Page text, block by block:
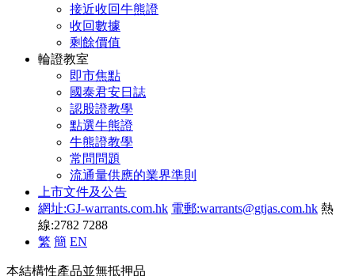
接近收回牛熊證
收回數據
剩餘價值
輪證教室
即市焦點
國泰君安日誌
認股證教學
點選牛熊證
牛熊證教學
常問問題
流通量供應的業界準則
上市文件及公告
網址:GJ-warrants.com.hk 電郵:warrants@gtjas.com.hk 熱
線:2782 7288
繁 簡 EN
本結構性產品並無抵押品